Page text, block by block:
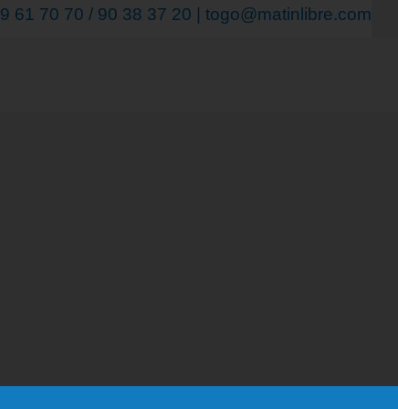
61 70 70 / 90 38 37 20 | togo@matinlibre.com